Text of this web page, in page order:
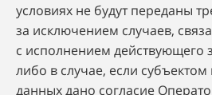
условиях не будут переданы
за исключением случаев,
с исполнением действующего
либо в случае, если
данных дано согласие